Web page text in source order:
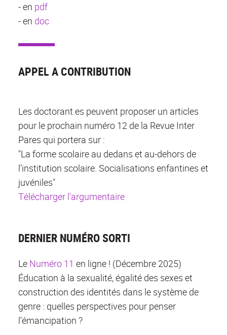
- en pdf
- en doc
APPEL A CONTRIBUTION
Les doctorant.es peuvent proposer un articles
pour le prochain numéro 12 de la Revue Inter
Pares qui portera sur :
"La forme scolaire au dedans et au-dehors de
l’institution scolaire. Socialisations enfantines et
juvéniles"
Télécharger l'argumentaire
DERNIER NUMÉRO SORTI
Le Numéro 11 en ligne ! (Décembre 2025)
Éducation à la sexualité, égalité des sexes et
construction des identités dans le système de
genre : quelles perspectives pour penser
l’émancipation ?